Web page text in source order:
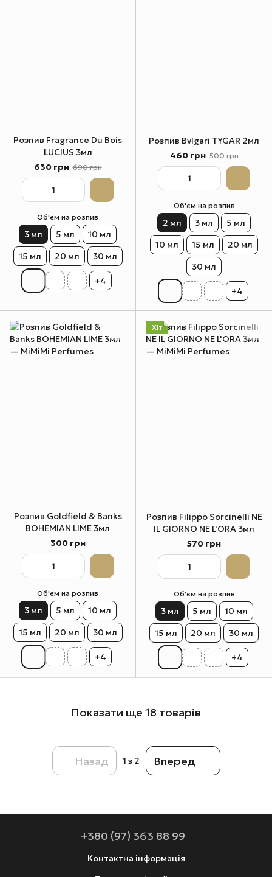
Розпив Fragrance Du Bois
LUCIUS 3мл
630 грн 690 грн
Об'єм на розпив
3 мл 5 мл
10 мл
15 мл
20 мл 30 мл
+4
Розпив Bvlgari TYGAR 2мл
460 грн 500 грн
Об'єм на розпив
2 мл 3 мл
5 мл
10 мл
15 мл
20 мл
30 мл
+4
Розпив Goldfield & Banks
BOHEMIAN LIME 3мл
300 грн
Об'єм на розпив
3 мл 5 мл
10 мл
15 мл
20 мл 30 мл
+4
Хіт
Розпив Filippo Sorcinelli NE
IL GIORNO NE L'ORA 3мл
570 грн
Об'єм на розпив
3 мл 5 мл
10 мл
15 мл
20 мл 30 мл
+4
Показати ще 18 товарів
Назад 1 з 2 Вперед
+380 (97) 363 88 99
Контактна інформація